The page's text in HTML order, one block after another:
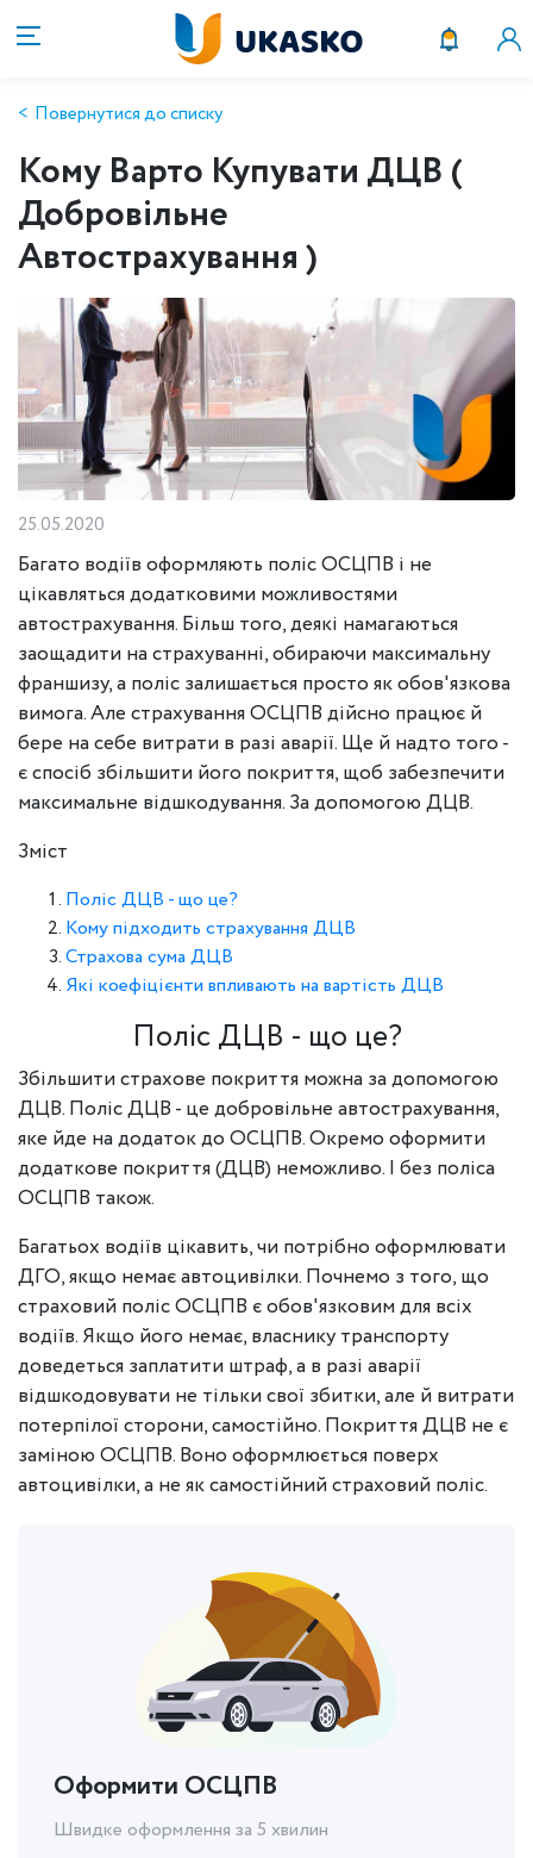
Повернутися до списку
Кому Варто Купувати ДЦВ (
Добровільне
Автострахування )
25.05.2020
Багато водіїв оформляють поліс ОСЦПВ і не
цікавляться додатковими можливостями
автострахування. Більш того, деякі намагаються
заощадити на страхуванні, обираючи максимальну
франшизу, а поліс залишається просто як обов'язкова
вимога. Але страхування ОСЦПВ дійсно працює й
бере на себе витрати в разі аварії. Ще й надто того -
є спосіб збільшити його покриття, щоб забезпечити
максимальне відшкодування. За допомогою ДЦВ.
Зміст
Поліс ДЦВ - що це?
Кому підходить страхування ДЦВ
Страхова сума ДЦВ
Які коефіцієнти впливають на вартість ДЦВ
Поліс ДЦВ - що це?
Збільшити страхове покриття можна за допомогою
ДЦВ. Поліс ДЦВ - це добровільне автострахування,
яке йде на додаток до ОСЦПВ. Окремо оформити
додаткове покриття (ДЦВ) неможливо. І без поліса
ОСЦПВ також.
Багатьох водіїв цікавить, чи потрібно оформлювати
ДГО, якщо немає автоцивілки. Почнемо з того, що
страховий поліс ОСЦПВ є обов'язковим для всіх
водіїв. Якщо його немає, власнику транспорту
доведеться заплатити штраф, а в разі аварії
відшкодовувати не тільки свої збитки, але й витрати
потерпілої сторони, самостійно. Покриття ДЦВ не є
заміною ОСЦПВ. Воно оформлюється поверх
автоцивілки, а не як самостійний страховий поліс.
Оформити ОСЦПВ
Швидке оформлення за 5 хвилин